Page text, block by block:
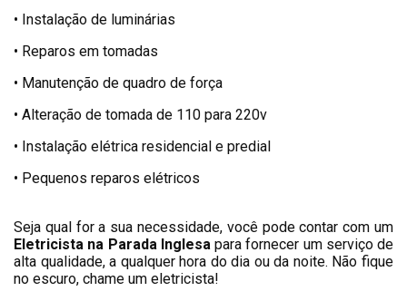
• Instalação de luminárias
• Reparos em tomadas
• Manutenção de quadro de força
• Alteração de tomada de 110 para 220v
• Instalação elétrica residencial e predial
• Pequenos reparos elétricos
Seja qual for a sua necessidade, você pode contar com um
Eletricista na Parada Inglesapara fornecer um serviço de
alta qualidade, a qualquer hora do dia ou da noite. Não fique
no escuro, chame um eletricista!